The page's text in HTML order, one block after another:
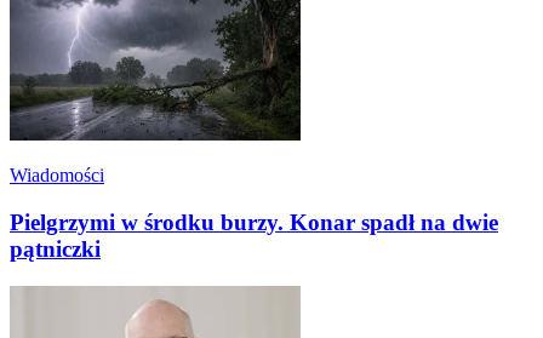
Wiadomości
Pielgrzymi w środku burzy. Konar spadł na dwie
pątniczki